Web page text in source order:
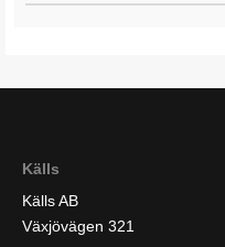
Källs
Källs AB
Växjövägen 321